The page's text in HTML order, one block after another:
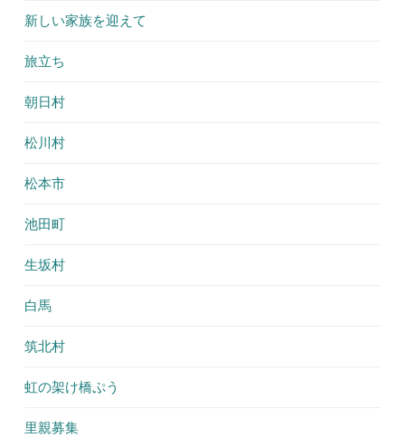
新しい家族を迎えて
旅立ち
朝日村
松川村
松本市
池田町
生坂村
白馬
筑北村
虹の架け橋ぷう
里親募集